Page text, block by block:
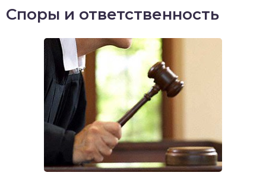
Споры и ответственность